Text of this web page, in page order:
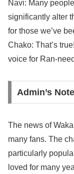
Navi: Many
significantly alter
for those we’ve
Chako: That’s
voice for Ran-
Admin’s Note
The news of
many fans. The
particularly
loved for many